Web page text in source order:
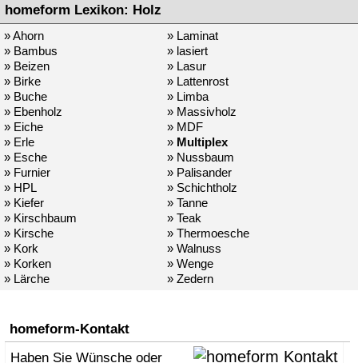
homeform Lexikon: Holz
» Ahorn
» Bambus
» Beizen
» Birke
» Buche
» Ebenholz
» Eiche
» Erle
» Esche
» Furnier
» HPL
» Kiefer
» Kirschbaum
» Kirsche
» Kork
» Korken
» Lärche
» Laminat
» lasiert
» Lasur
» Lattenrost
» Limba
» Massivholz
» MDF
» Multiplex
» Nussbaum
» Palisander
» Schichtholz
» Tanne
» Teak
» Thermoesche
» Walnuss
» Wenge
» Zedern
homeform-Kontakt
Haben Sie Wünsche oder